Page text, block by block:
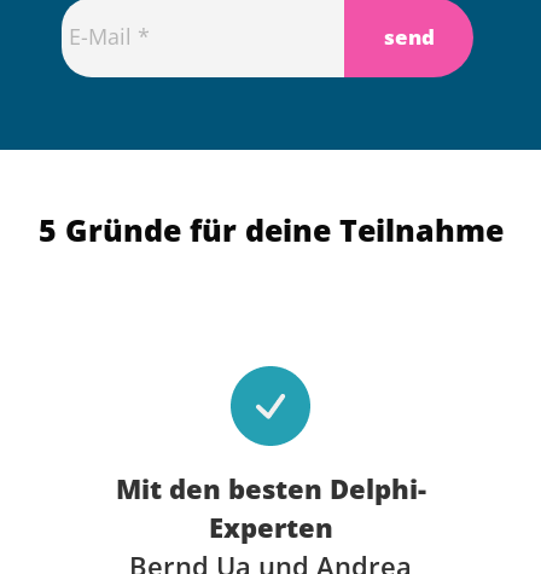
5 Gründe für deine Teilnahme
Mit den besten Delphi-
Experten
Bernd Ua und Andrea